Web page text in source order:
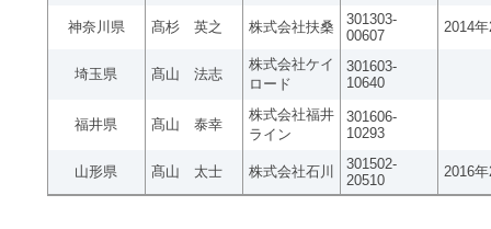
神奈川県 髙杉 英之 株式会社扶桑
301303-
00607
2014
埼玉県 髙山 法志
株式会社ケイ
ロード
301603-
10640
福井県 髙山 泰幸
株式会社福井
ライン
301606-
10293
山形県 髙山 太士 株式会社石川
301502-
20510
2016